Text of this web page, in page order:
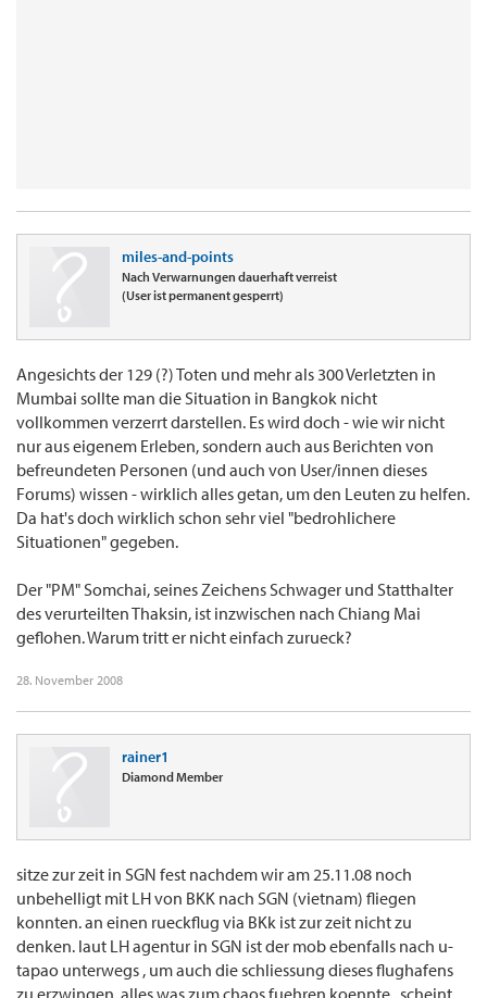
miles-and-points
Nach Verwarnungen dauerhaft verreist
(User ist permanent gesperrt)
Angesichts der 129 (?) Toten und mehr als 300 Verletzten in
Mumbai sollte man die Situation in Bangkok nicht
vollkommen verzerrt darstellen. Es wird doch - wie wir nicht
nur aus eigenem Erleben, sondern auch aus Berichten von
befreundeten Personen (und auch von User/innen dieses
Forums) wissen - wirklich alles getan, um den Leuten zu helfen.
Da hat's doch wirklich schon sehr viel "bedrohlichere
Situationen" gegeben.
Der "PM" Somchai, seines Zeichens Schwager und Statthalter
des verurteilten Thaksin, ist inzwischen nach Chiang Mai
geflohen. Warum tritt er nicht einfach zurueck?
28. November 2008
rainer1
Diamond Member
sitze zur zeit in SGN fest nachdem wir am 25.11.08 noch
unbehelligt mit LH von BKK nach SGN (vietnam) fliegen
konnten. an einen rueckflug via BKk ist zur zeit nicht zu
denken. laut LH agentur in SGN ist der mob ebenfalls nach u-
tapao unterwegs , um auch die schliessung dieses flughafens